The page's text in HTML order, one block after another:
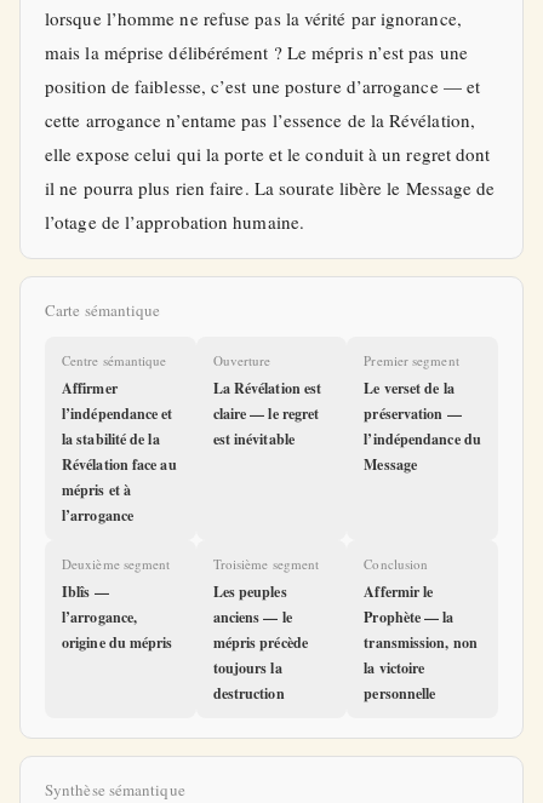
lorsque l’homme ne refuse pas la vérité par ignorance,
mais la méprise délibérément ? Le mépris n’est pas une
position de faiblesse, c’est une posture d’arrogance — et
cette arrogance n’entame pas l’essence de la Révélation,
elle expose celui qui la porte et le conduit à un regret dont
il ne pourra plus rien faire. La sourate libère le Message de
l’otage de l’approbation humaine.
Carte sémantique
Centre sémantique
Affirmer
l’indépendance et
la stabilité de la
Révélation face au
mépris et à
l’arrogance
Ouverture
La Révélation est
claire — le regret
est inévitable
Premier segment
Le verset de la
préservation —
l’indépendance du
Message
Deuxième segment
Iblîs —
l’arrogance,
origine du mépris
Troisième segment
Les peuples
anciens — le
mépris précède
toujours la
destruction
Conclusion
Affermir le
Prophète — la
transmission, non
la victoire
personnelle
Synthèse sémantique